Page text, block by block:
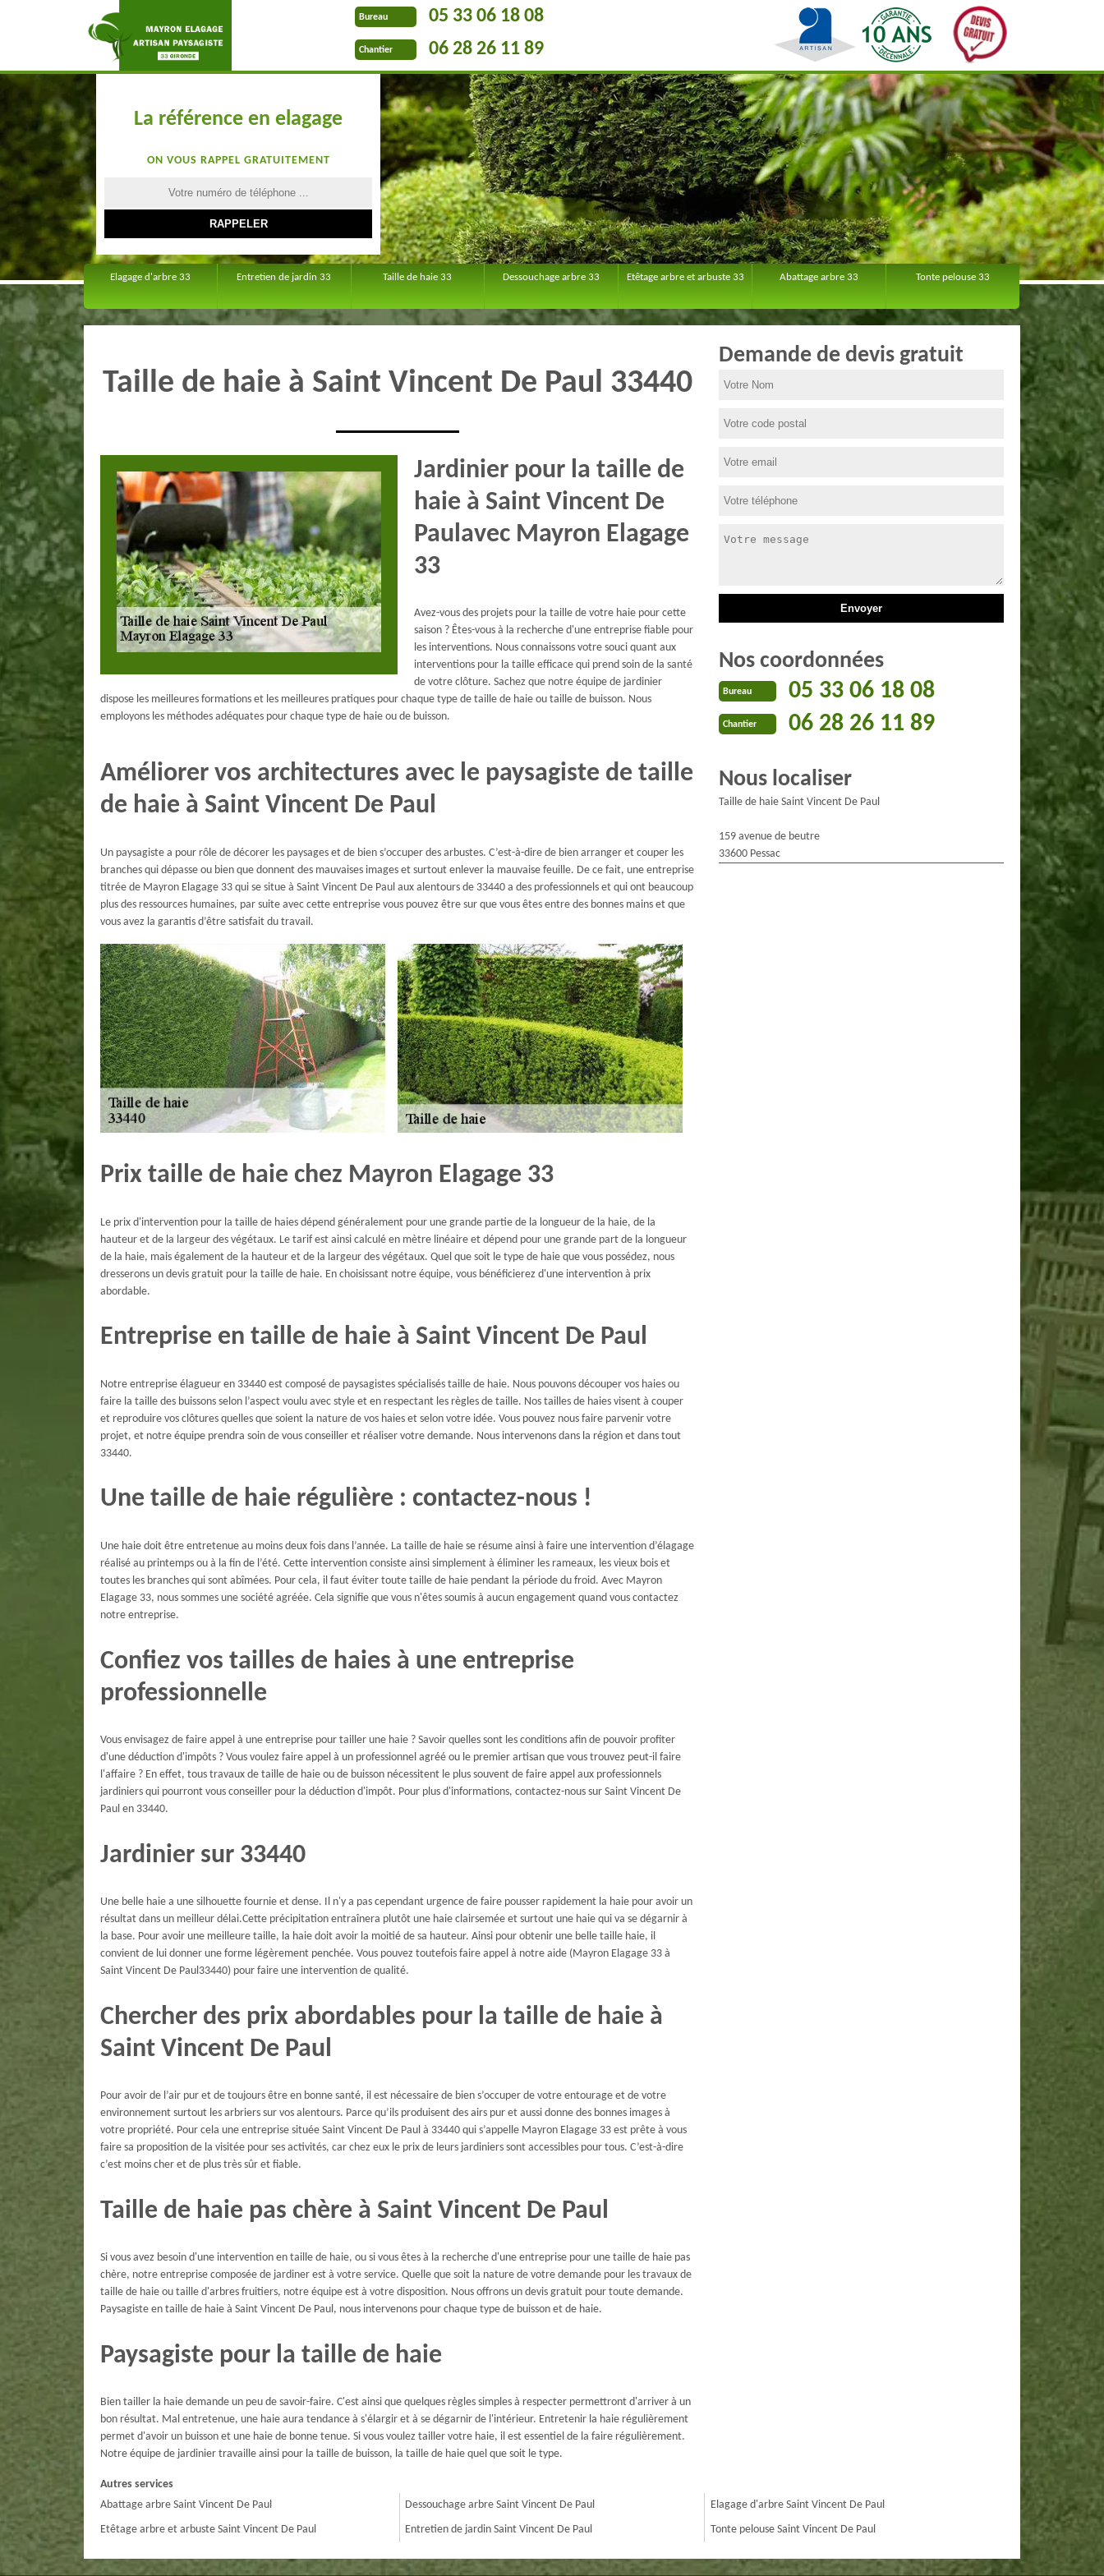
Bureau 05 33 06 18 08
Chantier 06 28 26 11 89
La référence en elagage
ON VOUS RAPPEL GRATUITEMENT
Elagage d'arbre 33 Entretien de jardin 33 Taille de haie 33 Dessouchage arbre 33 Etêtage arbre et arbuste 33 Abattage arbre 33 Tonte pelouse 33
Taille de haie à Saint Vincent De Paul 33440
Jardinier pour la taille de
haie à Saint Vincent De
Paulavec Mayron Elagage
33
Avez-vous des projets pour la taille de votre haie pour cette
saison ? Êtes-vous à la recherche d'une entreprise fiable pour
les interventions. Nous connaissons votre souci quant aux
interventions pour la taille efficace qui prend soin de la santé
de votre clôture. Sachez que notre équipe de jardinier
dispose les meilleures formations et les meilleures pratiques pour chaque type de taille de haie ou taille de buisson. Nous
employons les méthodes adéquates pour chaque type de haie ou de buisson.
Améliorer vos architectures avec le paysagiste de taille
de haie à Saint Vincent De Paul
Un paysagiste a pour rôle de décorer les paysages et de bien s’occuper des arbustes. C’est-à-dire de bien arranger et couper les
branches qui dépasse ou bien que donnent des mauvaises images et surtout enlever la mauvaise feuille. De ce fait, une entreprise
titrée de Mayron Elagage 33 qui se situe à Saint Vincent De Paul aux alentours de 33440 a des professionnels et qui ont beaucoup
plus des ressources humaines, par suite avec cette entreprise vous pouvez être sur que vous êtes entre des bonnes mains et que
vous avez la garantis d’être satisfait du travail.
Prix taille de haie chez Mayron Elagage 33
Le prix d'intervention pour la taille de haies dépend généralement pour une grande partie de la longueur de la haie, de la
hauteur et de la largeur des végétaux. Le tarif est ainsi calculé en mètre linéaire et dépend pour une grande part de la longueur
de la haie, mais également de la hauteur et de la largeur des végétaux. Quel que soit le type de haie que vous possédez, nous
dresserons un devis gratuit pour la taille de haie. En choisissant notre équipe, vous bénéficierez d'une intervention à prix
abordable.
Entreprise en taille de haie à Saint Vincent De Paul
Notre entreprise élagueur en 33440 est composé de paysagistes spécialisés taille de haie. Nous pouvons découper vos haies ou
faire la taille des buissons selon l’aspect voulu avec style et en respectant les règles de taille. Nos tailles de haies visent à couper
et reproduire vos clôtures quelles que soient la nature de vos haies et selon votre idée. Vous pouvez nous faire parvenir votre
projet, et notre équipe prendra soin de vous conseiller et réaliser votre demande. Nous intervenons dans la région et dans tout
33440.
Une taille de haie régulière : contactez-nous !
Une haie doit être entretenue au moins deux fois dans l’année. La taille de haie se résume ainsi à faire une intervention d’élagage
réalisé au printemps ou à la fin de l’été. Cette intervention consiste ainsi simplement à éliminer les rameaux, les vieux bois et
toutes les branches qui sont abîmées. Pour cela, il faut éviter toute taille de haie pendant la période du froid. Avec Mayron
Elagage 33, nous sommes une société agréée. Cela signifie que vous n'êtes soumis à aucun engagement quand vous contactez
notre entreprise.
Confiez vos tailles de haies à une entreprise
professionnelle
Vous envisagez de faire appel à une entreprise pour tailler une haie ? Savoir quelles sont les conditions afin de pouvoir profiter
d'une déduction d'impôts ? Vous voulez faire appel à un professionnel agréé ou le premier artisan que vous trouvez peut-il faire
l'affaire ? En effet, tous travaux de taille de haie ou de buisson nécessitent le plus souvent de faire appel aux professionnels
jardiniers qui pourront vous conseiller pour la déduction d'impôt. Pour plus d'informations, contactez-nous sur Saint Vincent De
Paul en 33440.
Jardinier sur 33440
Une belle haie a une silhouette fournie et dense. Il n'y a pas cependant urgence de faire pousser rapidement la haie pour avoir un
résultat dans un meilleur délai.Cette précipitation entraînera plutôt une haie clairsemée et surtout une haie qui va se dégarnir à
la base. Pour avoir une meilleure taille, la haie doit avoir la moitié de sa hauteur. Ainsi pour obtenir une belle taille haie, il
convient de lui donner une forme légèrement penchée. Vous pouvez toutefois faire appel à notre aide (Mayron Elagage 33 à
Saint Vincent De Paul33440) pour faire une intervention de qualité.
Chercher des prix abordables pour la taille de haie à
Saint Vincent De Paul
Pour avoir de l’air pur et de toujours être en bonne santé, il est nécessaire de bien s’occuper de votre entourage et de votre
environnement surtout les arbriers sur vos alentours. Parce qu’ils produisent des airs pur et aussi donne des bonnes images à
votre propriété. Pour cela une entreprise située Saint Vincent De Paul à 33440 qui s’appelle Mayron Elagage 33 est prête à vous
faire sa proposition de la visitée pour ses activités, car chez eux le prix de leurs jardiniers sont accessibles pour tous. C’est-à-dire
c’est moins cher et de plus très sûr et fiable.
Taille de haie pas chère à Saint Vincent De Paul
Si vous avez besoin d'une intervention en taille de haie, ou si vous êtes à la recherche d'une entreprise pour une taille de haie pas
chère, notre entreprise composée de jardiner est à votre service. Quelle que soit la nature de votre demande pour les travaux de
taille de haie ou taille d'arbres fruitiers, notre équipe est à votre disposition. Nous offrons un devis gratuit pour toute demande.
Paysagiste en taille de haie à Saint Vincent De Paul, nous intervenons pour chaque type de buisson et de haie.
Paysagiste pour la taille de haie
Bien tailler la haie demande un peu de savoir-faire. C'est ainsi que quelques règles simples à respecter permettront d'arriver à un
bon résultat. Mal entretenue, une haie aura tendance à s'élargir et à se dégarnir de l'intérieur. Entretenir la haie régulièrement
permet d'avoir un buisson et une haie de bonne tenue. Si vous voulez tailler votre haie, il est essentiel de la faire régulièrement.
Notre équipe de jardinier travaille ainsi pour la taille de buisson, la taille de haie quel que soit le type.
Demande de devis gratuit
Nos coordonnées
Bureau 05 33 06 18 08
Chantier 06 28 26 11 89
Nous localiser
Taille de haie Saint Vincent De Paul
159 avenue de beutre
33600 Pessac
Autres services
Abattage arbre Saint Vincent De Paul
Etêtage arbre et arbuste Saint Vincent De Paul
Dessouchage arbre Saint Vincent De Paul
Entretien de jardin Saint Vincent De Paul
Elagage d'arbre Saint Vincent De Paul
Tonte pelouse Saint Vincent De Paul